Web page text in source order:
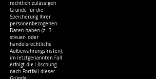
rechtlich zulässigen
Gründe für die
Speicherung Ihrer
personenbezogenen
Daten haben (z. B.
steuer- oder
handelsrechtliche
Aufbewahrungsfristen);
im letztgenannten Fall
erfolgt die Löschung
nach Fortfall dieser